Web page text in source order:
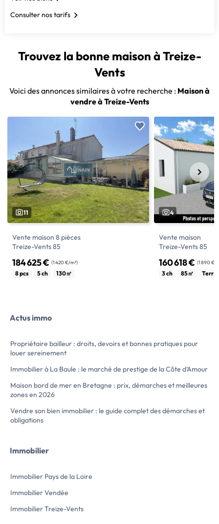
Consulter nos tarifs
Trouvez la bonne maison à Treize-
Vents
Voici des annonces similaires à votre recherche : Maison à
vendre à Treize-Vents
11
Vente maison 8 pièces
Treize-Vents 85
184 625 € (1 420 €/m²)
MAISON de 130.15 m2 sur 660 m2 de
donnant sur 1 terrasse, buanderie et
8 pcs 5 ch 130㎡
4
Vente maison
Treize-Vents 85
160 618 € (1 890 €/
Faites construire
électriques,
mitigeurs
Personnalisez
3 ch 85㎡ Terr
Actus immo
Propriétaire bailleur : droits, devoirs et bonnes pratiques pour
louer sereinement
Immobilier à La Baule : le marché de prestige de la Côte d’Amour
Maison bord de mer en Bretagne : prix, démarches et meilleures
zones en 2026
Vendre son bien immobilier : le guide complet des démarches et
obligations
Immobilier
Immobilier Pays de la Loire
Immobilier Vendée
Immobilier Treize-Vents